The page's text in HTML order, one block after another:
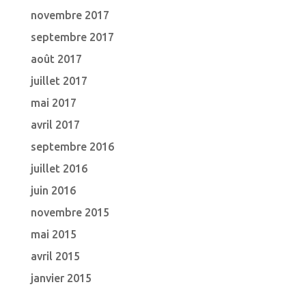
novembre 2017
septembre 2017
août 2017
juillet 2017
mai 2017
avril 2017
septembre 2016
juillet 2016
juin 2016
novembre 2015
mai 2015
avril 2015
janvier 2015